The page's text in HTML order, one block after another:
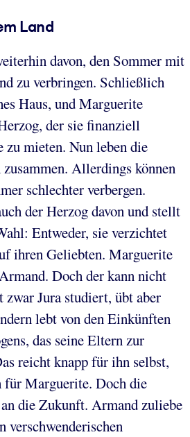
Land
davon, den Sommer mit
zu verbringen. Schließlich
Haus, und Marguerite
der sie finanziell
zu mieten. Nun leben die
Allerdings können
schlechter verbergen.
der Herzog davon und stellt
Entweder, sie verzichtet
ihren Geliebten. Marguerite
Doch der kann nicht
zwar Jura studiert, übt aber
lebt von den Einkünften
das seine Eltern zur
reicht knapp für ihn selbst,
für Marguerite. Doch die
die Zukunft. Armand zuliebe